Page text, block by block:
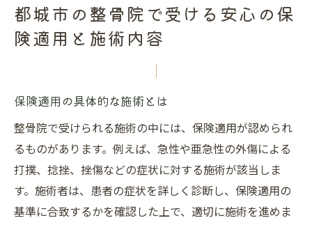
都城市の整骨院で受ける安心の保
険適用と施術内容
保険適用の具体的な施術とは
整骨院で受けられる施術の中には、保険適用が認められ
るものがあります。例えば、急性や亜急性の外傷による
打撲、捻挫、挫傷などの症状に対する施術が該当しま
す。施術者は、患者の症状を詳しく診断し、保険適用の
基準に合致するかを確認した上で、適切に施術を進めま